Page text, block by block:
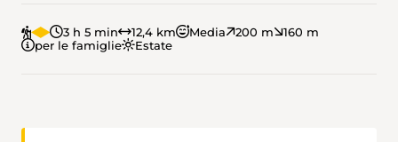
3 h 5 min 12,4 km Media 200 m
160 m
per le famiglie
Estate